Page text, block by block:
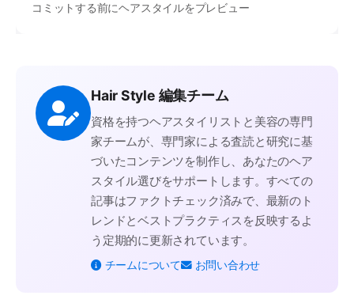
コミットする前にヘアスタイルをプレビュー
Hair Style 編集チーム
資格を持つヘアスタイリストと美容の専門
家チームが、専門家による査読と研究に基
づいたコンテンツを制作し、あなたのヘア
スタイル選びをサポートします。すべての
記事はファクトチェック済みで、最新のト
レンドとベストプラクティスを反映するよ
う定期的に更新されています。
チームについて お問い合わせ